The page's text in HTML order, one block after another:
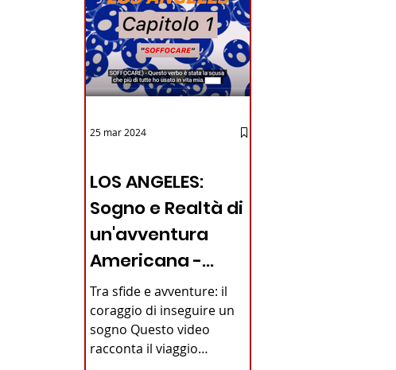
LOS ANGELES:
Sogno e Realtà di
un'avventura
Americana -
VIDEO
Tra sfide e avventure: il
coraggio di inseguire un
sogno Questo video
racconta il viaggio
25 mar 2024